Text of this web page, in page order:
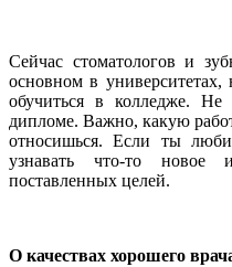
Сейчас стоматологов и
основном в
обучиться в колледже.
дипломе. Важно, какую
относишься. Если ты
узнавать что-то новое
поставленных целей.
О качествах хорошего